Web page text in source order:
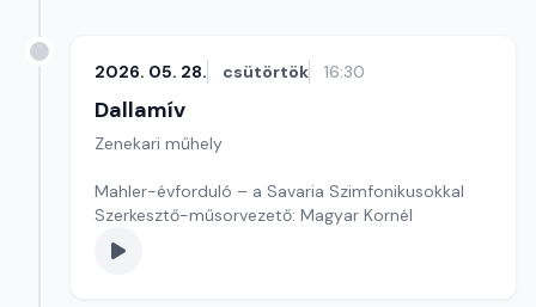
2026. 05. 28. csütörtök 16:30
Dallamív
Zenekari műhely
Mahler-évforduló – a Savaria Szimfonikusokkal
Szerkesztő-műsorvezető: Magyar Kornél